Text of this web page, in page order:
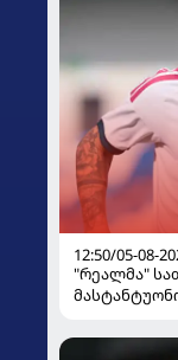
12:50/05-08-
"რეალმა"